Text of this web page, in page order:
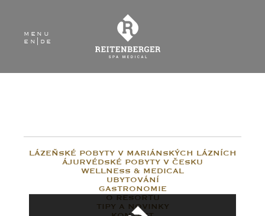
menu
en
de
LÁZEŇSKÉ POBYTY V MARIÁNSKÝCH LÁZNÍCH
ÁJURVÉDSKÉ POBYTY V ČESKU
WELLNESS & MEDICAL
UBYTOVÁNÍ
GASTRONOMIE
O RESORTU
TIPY A NOVINKY